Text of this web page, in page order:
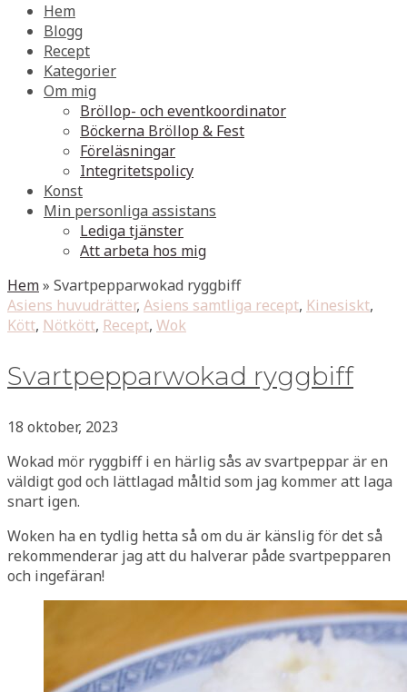
Hem
Blogg
Recept
Kategorier
Om mig
Bröllop- och eventkoordinator
Böckerna Bröllop & Fest
Föreläsningar
Integritetspolicy
Konst
Min personliga assistans
Lediga tjänster
Att arbeta hos mig
Hem» Svartpepparwokad ryggbiff
Asiens huvudrätter, Asiens samtliga recept, Kinesiskt,
Kött, Nötkött, Recept, Wok
Svartpepparwokad ryggbiff
18 oktober, 2023
Wokad mör ryggbiff i en härlig sås av svartpeppar är en
väldigt god och lättlagad måltid som jag kommer att laga
snart igen.
Woken ha en tydlig hetta så om du är känslig för det så
rekommenderar jag att du halverar påde svartpepparen
och ingefäran!